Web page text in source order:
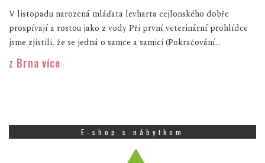
V listopadu narozená mláďata levharta cejlonského dobře
prospívají a rostou jako z vody Při první veterinární prohlídce
jsme zjistili, že se jedná o samce a samici (Pokračování...
z Brna více
E-shop s nábytkem